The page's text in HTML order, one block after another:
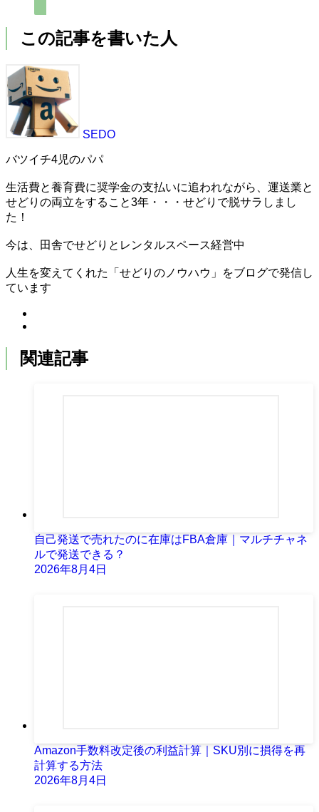
この記事を書いた人
SEDO
バツイチ4児のパパ
生活費と養育費に奨学金の支払いに追われながら、運送業と
せどりの両立をすること3年・・・せどりで脱サラしまし
た！
今は、田舎でせどりとレンタルスペース経営中
人生を変えてくれた「せどりのノウハウ」をブログで発信し
ています
関連記事
自己発送で売れたのに在庫はFBA倉庫｜マルチチャネ
ルで発送できる？
2026年8月4日
Amazon手数料改定後の利益計算｜SKU別に損得を再
計算する方法
2026年8月4日